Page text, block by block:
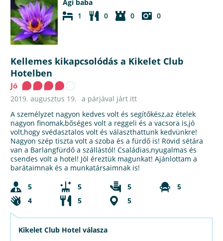
Ági baba
1
0 0 0
Kellemes kikapcsolódás a Kikelet Club
Hotelben
Jó
2019. augusztus 19. a párjával járt itt
A személyzet nagyon kedves volt és segítőkész,az ételek
nagyon finomak,bőséges volt a reggeli és a vacsora is,jó
volt,hogy svédasztalos volt és választhattunk kedvünkre!
Nagyon szép tiszta volt a szoba és a fürdő is! Rövid sétára
van a Barlangfürdő a szállástól! Családias,nyugalmas és
csendes volt a hotel! Jól éreztük magunkat! Ajánlottam a
barátaimnak és a munkatársaimnak is!
5
5 5
5
4
5 5
Kikelet Club Hotel válasza